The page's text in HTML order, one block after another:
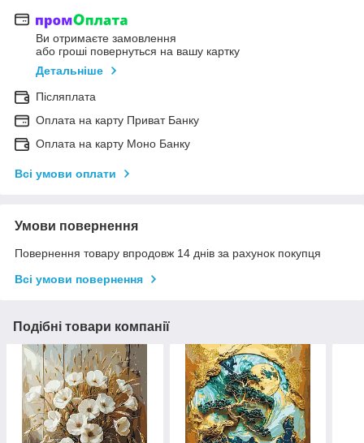
Ви отримаєте замовлення
або гроші повернуться на вашу картку
Детальніше
Післяплата
Оплата на карту Приват Банку
Оплата на карту Моно Банку
Всі умови оплати
Умови повернення
Повернення товару впродовж 14 днів за рахунок покупця
Всі умови повернення
Подібні товари компанії